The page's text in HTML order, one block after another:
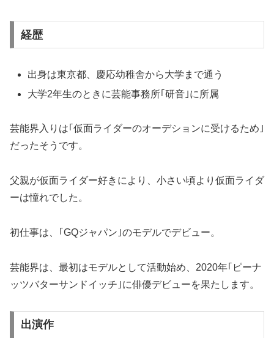
経歴
出身は東京都、慶応幼稚舎から大学まで通う
大学2年生のときに芸能事務所｢研音｣に所属
芸能界入りは｢仮面ライダーのオーデションに受けるため｣
だったそうです。
父親が仮面ライダー好きにより、小さい頃より仮面ライダ
ーは憧れでした。
初仕事は、｢GQジャパン｣のモデルでデビュー。
芸能界は、最初はモデルとして活動始め、2020年｢ピーナ
ッツバターサンドイッチ｣に俳優デビューを果たします。
出演作